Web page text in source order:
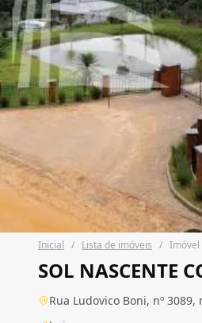
Inicial / Lista de imóveis / Imóvel
SOL NASCENTE
Rua Ludovico Boni, nº